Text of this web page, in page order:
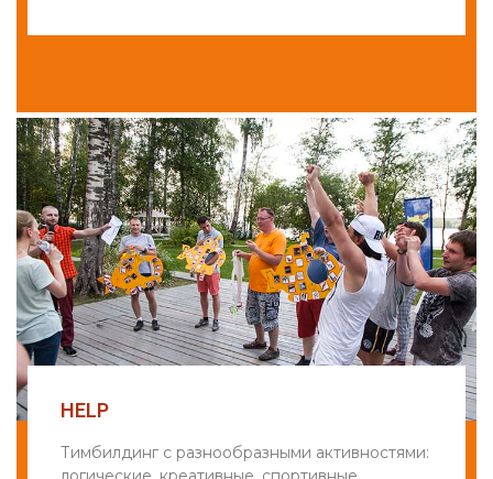
HELP
Тимбилдинг с разнообразными активностями: